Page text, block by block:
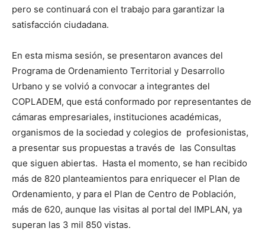
pero se continuará con el trabajo para garantizar la
satisfacción ciudadana.
En esta misma sesión, se presentaron avances del
Programa de Ordenamiento Territorial y Desarrollo
Urbano y se volvió a convocar a integrantes del
COPLADEM, que está conformado por representantes de
cámaras empresariales, instituciones académicas,
organismos de la sociedad y colegios de profesionistas,
a presentar sus propuestas a través de las Consultas
que siguen abiertas. Hasta el momento, se han recibido
más de 820 planteamientos para enriquecer el Plan de
Ordenamiento, y para el Plan de Centro de Población,
más de 620, aunque las visitas al portal del IMPLAN, ya
superan las 3 mil 850 vistas.